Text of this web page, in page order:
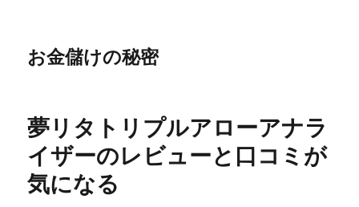
お金儲けの秘密
夢リタトリプルアローアナラ
イザーのレビューと口コミが
気になる